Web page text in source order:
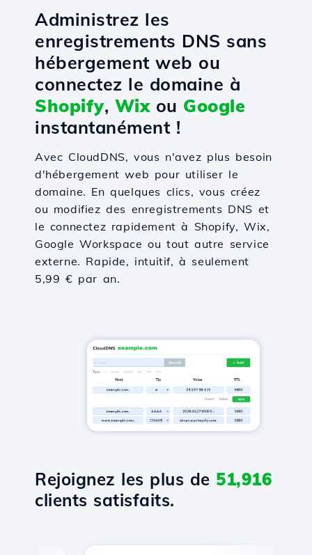
Administrez les
enregistrements DNS sans
hébergement web ou
connectez le domaine à
Shopify, Wixou Google
instantanément !
Avec CloudDNS, vous n'avez plus besoin
d'hébergement web pour utiliser le
domaine. En quelques clics, vous créez
ou modifiez des enregistrements DNS et
le connectez rapidement à Shopify, Wix,
Google Workspace ou tout autre service
externe. Rapide, intuitif, à seulement
5,99 € par an.
Rejoignez les plus de 51,916
clients satisfaits.